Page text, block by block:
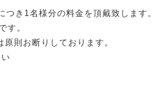
き1名様分の料金を頂戴致します。
す。
則お断りしております。